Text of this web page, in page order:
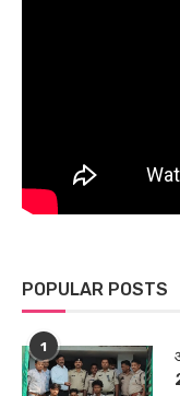
POPULAR POSTS
1